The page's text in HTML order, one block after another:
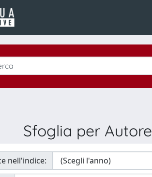
Sfoglia per Autore
nell'indice: